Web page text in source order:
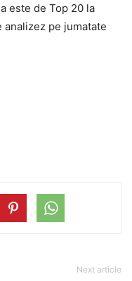
este de Top 20 la
pe jumatate
Next article